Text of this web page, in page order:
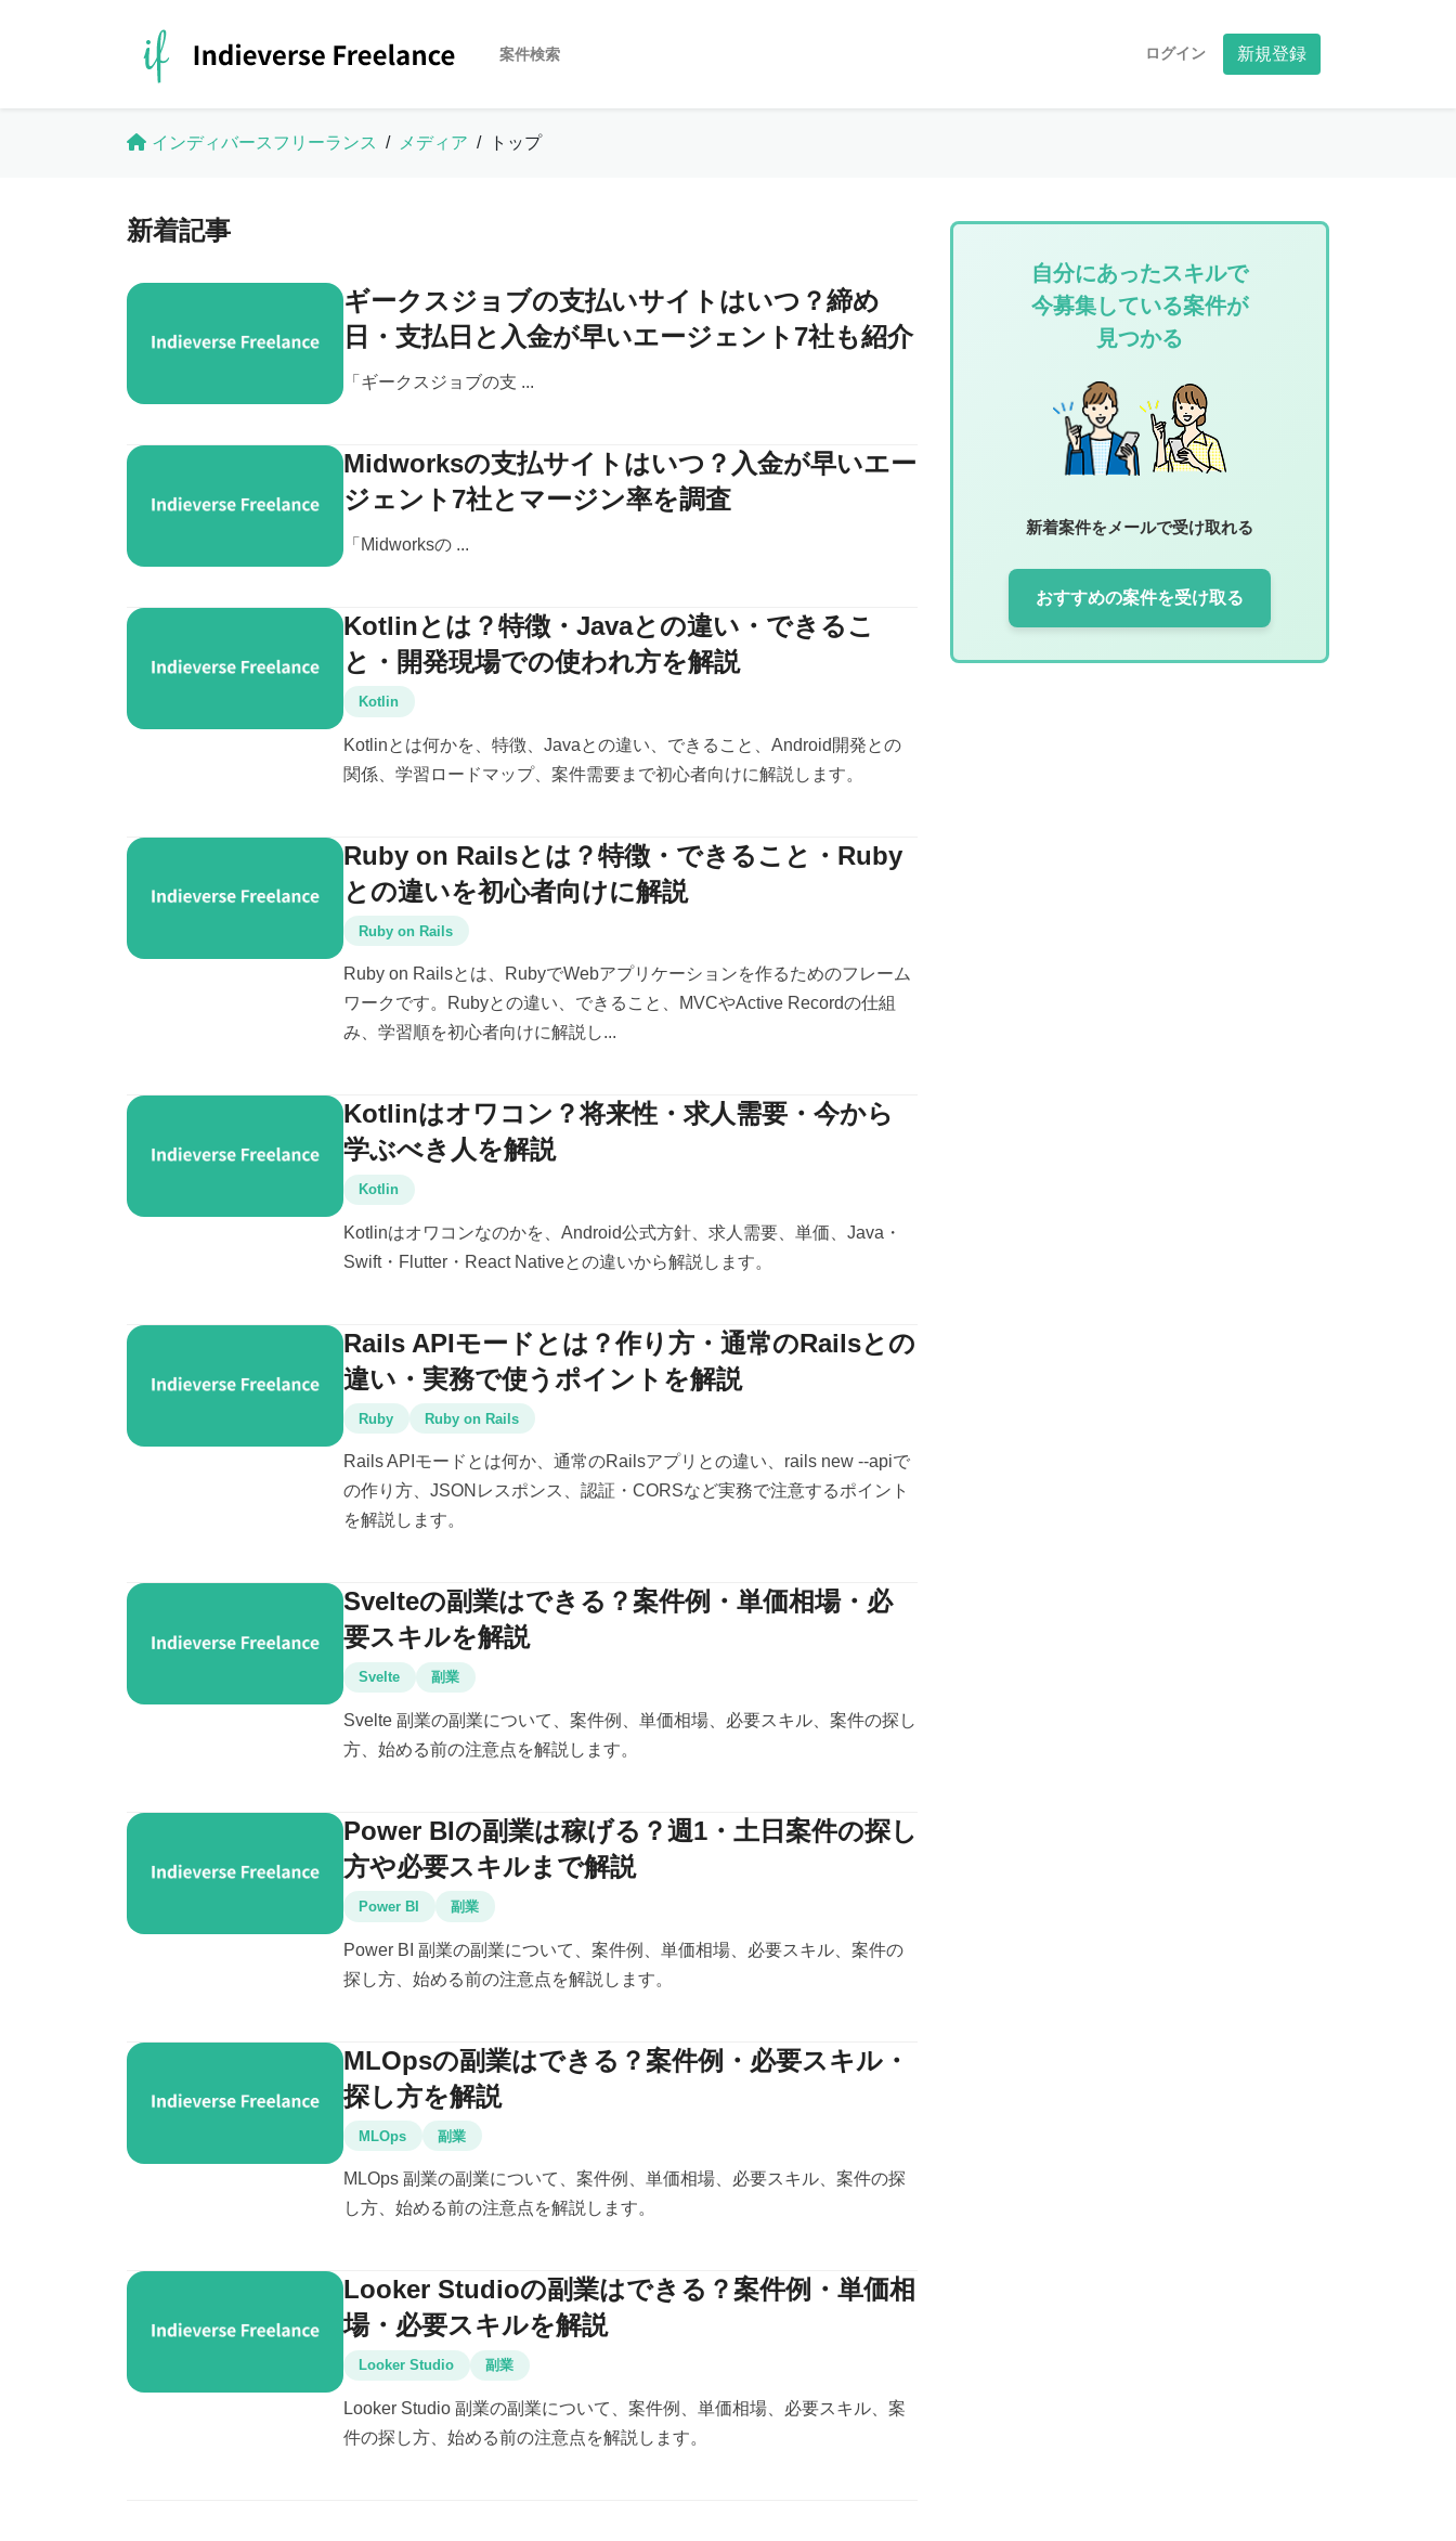
案件検索 ログイン 新規登録
インディバースフリーランス / メディア / トップ
新着記事
ギークスジョブの支払いサイトはいつ？締め
日・支払日と入金が早いエージェント7社も紹介
「ギークスジョブの支 ...
Midworksの支払サイトはいつ？入金が早いエー
ジェント7社とマージン率を調査
「Midworksの ...
Kotlinとは？特徴・Javaとの違い・できるこ
と・開発現場での使われ方を解説
Kotlin
Kotlinとは何かを、特徴、Javaとの違い、できること、Android開発との
関係、学習ロードマップ、案件需要まで初心者向けに解説します。
Ruby on Railsとは？特徴・できること・Ruby
との違いを初心者向けに解説
Ruby on Rails
Ruby on Railsとは、RubyでWebアプリケーションを作るためのフレーム
ワークです。Rubyとの違い、できること、MVCやActive Recordの仕組
み、学習順を初心者向けに解説し...
Kotlinはオワコン？将来性・求人需要・今から
学ぶべき人を解説
Kotlin
Kotlinはオワコンなのかを、Android公式方針、求人需要、単価、Java・
Swift・Flutter・React Nativeとの違いから解説します。
Rails APIモードとは？作り方・通常のRailsとの
違い・実務で使うポイントを解説
Ruby Ruby on Rails
Rails APIモードとは何か、通常のRailsアプリとの違い、rails new --apiで
の作り方、JSONレスポンス、認証・CORSなど実務で注意するポイント
を解説します。
Svelteの副業はできる？案件例・単価相場・必
要スキルを解説
Svelte 副業
Svelte 副業の副業について、案件例、単価相場、必要スキル、案件の探し
方、始める前の注意点を解説します。
Power BIの副業は稼げる？週1・土日案件の探し
方や必要スキルまで解説
Power BI 副業
Power BI 副業の副業について、案件例、単価相場、必要スキル、案件の
探し方、始める前の注意点を解説します。
MLOpsの副業はできる？案件例・必要スキル・
探し方を解説
MLOps 副業
MLOps 副業の副業について、案件例、単価相場、必要スキル、案件の探
し方、始める前の注意点を解説します。
Looker Studioの副業はできる？案件例・単価相
場・必要スキルを解説
Looker Studio 副業
Looker Studio 副業の副業について、案件例、単価相場、必要スキル、案
件の探し方、始める前の注意点を解説します。
自分にあったスキルで
今募集している案件が
見つかる
新着案件をメールで受け取れる
おすすめの案件を受け取る